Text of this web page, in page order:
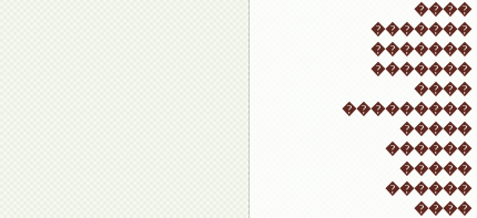
����
�������
�������
�������
����
���������
�����
������
�����
������
����